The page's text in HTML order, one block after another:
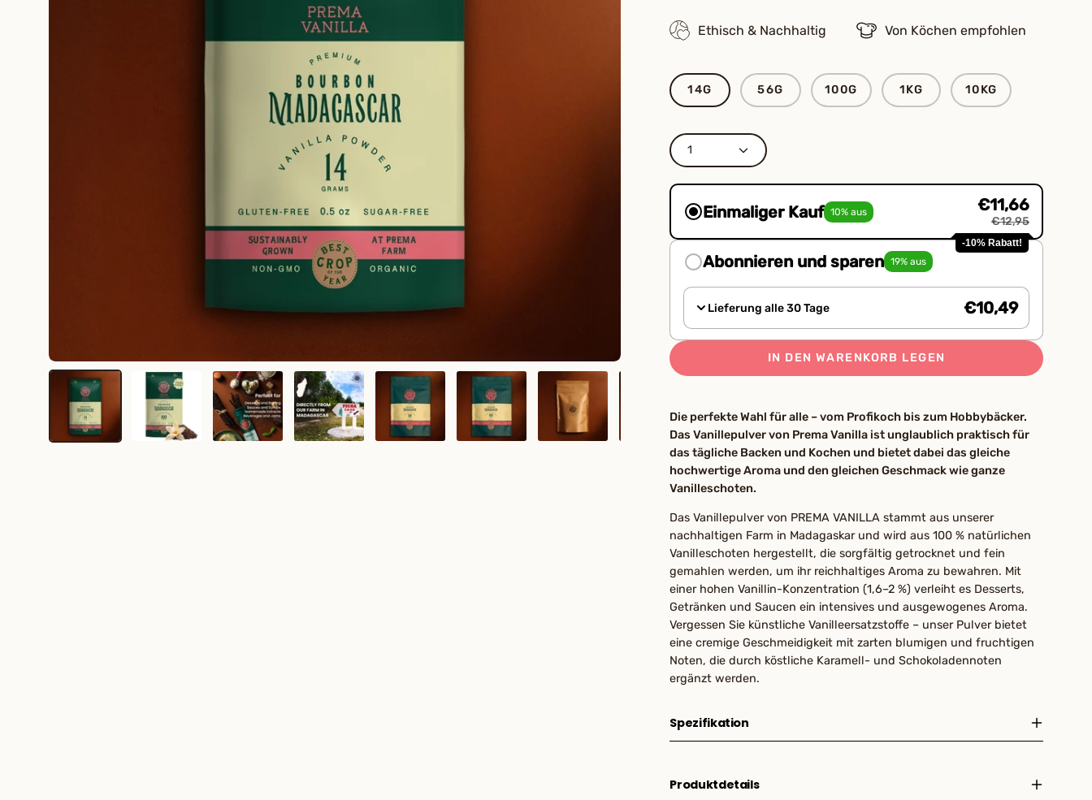
Ethisch & Nachhaltig Von Köchen empfohlen
BETRAG
14G 56G 100G 1KG 10KG
MENGE
1
Einmaliger Kauf 10% aus €11,66
€12,95
-10% Rabatt!
Abonnieren und sparen 19% aus
Lieferung alle 30 Tage €10,49
IN DEN WARENKORB LEGEN
Die perfekte Wahl für alle – vom Profikoch bis zum Hobbybäcker.
Das Vanillepulver von Prema Vanilla ist unglaublich praktisch für
das tägliche Backen und Kochen und bietet dabei das gleiche
hochwertige Aroma und den gleichen Geschmack wie ganze
Vanilleschoten.
Das Vanillepulver von PREMA VANILLA stammt aus unserer
nachhaltigen Farm in Madagaskar und wird aus 100 % natürlichen
Vanilleschoten hergestellt, die sorgfältig getrocknet und fein
gemahlen werden, um ihr reichhaltiges Aroma zu bewahren. Mit
einer hohen Vanillin-Konzentration (1,6–2 %) verleiht es Desserts,
Getränken und Saucen ein intensives und ausgewogenes Aroma.
Vergessen Sie künstliche Vanilleersatzstoffe – unser Pulver bietet
eine cremige Geschmeidigkeit mit zarten blumigen und fruchtigen
Noten, die durch köstliche Karamell- und Schokoladennoten
ergänzt werden.
Spezifikation
Produktdetails